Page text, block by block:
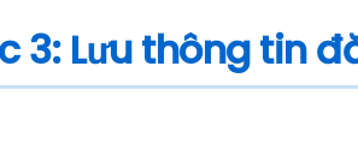
3: Lưu thông tin